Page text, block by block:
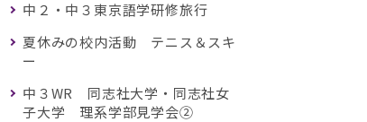
中２・中３東京語学研修旅行
夏休みの校内活動 テニス＆スキ
ー
中３WR 同志社大学・同志社女
子大学 理系学部見学会②